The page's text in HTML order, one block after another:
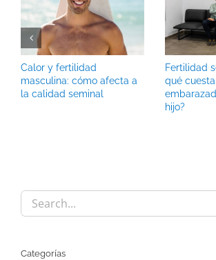
Calor y fertilidad
masculina: cómo afecta a
la calidad seminal
Fertilidad
qué
hijo?
Search
for:
Categorías